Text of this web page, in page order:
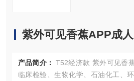
紫外可见香蕉APP成人
产品简介： T52经济款 紫外可见香
临床检验、生物化学、石油化工、